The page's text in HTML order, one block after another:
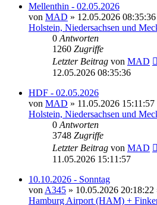
Mellenthin - 02.05.2026
von MAD » 12.05.2026 08:35:36
Holstein, Niedersachsen und
0 Antworten
1260 Zugriffe
Letzter Beitrag von MAD
12.05.2026 08:35:36
HDF - 02.05.2026
von MAD » 11.05.2026 15:11:57
Holstein, Niedersachsen und
0 Antworten
3748 Zugriffe
Letzter Beitrag von MAD
11.05.2026 15:11:57
10.10.2026 - Sonntag
von A345 » 10.05.2026 20:18:22
Hamburg Airport (HAM) +